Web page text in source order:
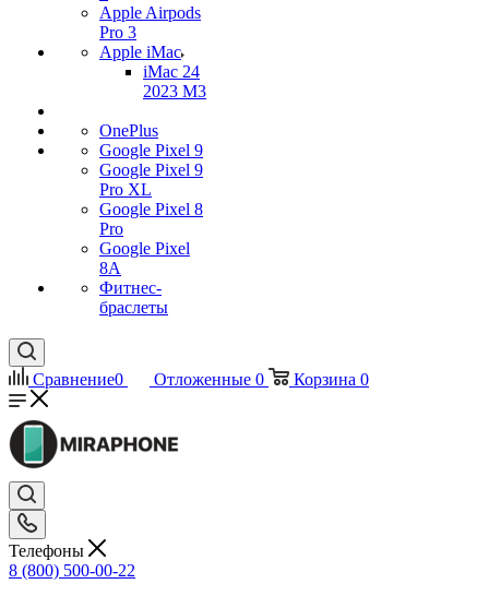
Apple Airpods
Pro 3
Apple iMac
iMac 24
2023 M3
OnePlus
Google Pixel 9
Google Pixel 9
Pro XL
Google Pixel 8
Pro
Google Pixel
8A
Фитнес-
браслеты
Сравнение0 Отложенные 0 Корзина 0
Телефоны
8 (800) 500-00-22